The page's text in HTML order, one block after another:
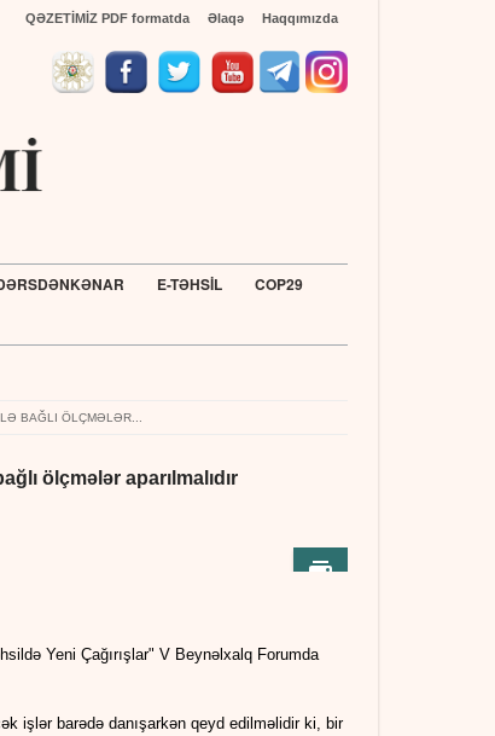
QƏZETİMİZ PDF formatda Əlaqə Haqqımızda
E-TƏHSİL
COP29
BAĞLI ÖLÇMƏLƏR...
ölçmələr aparılmalıdır
Yeni Çağırışlar" V Beynəlxalq Forumda
işlər barədə danışarkən qeyd edilməlidir ki, bir